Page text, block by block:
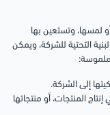
لمسها، وتستعين بها
التحتية للشركة، ويمكن
إلى الشركة.
المنتجات، أو منتجاتها